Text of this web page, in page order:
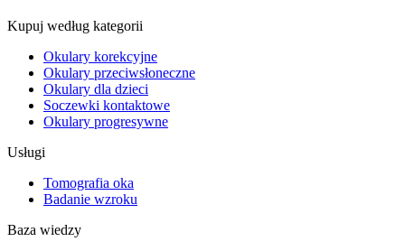
Kupuj według kategorii
Okulary korekcyjne
Okulary przeciwsłoneczne
Okulary dla dzieci
Soczewki kontaktowe
Okulary progresywne
Usługi
Tomografia oka
Badanie wzroku
Baza wiedzy